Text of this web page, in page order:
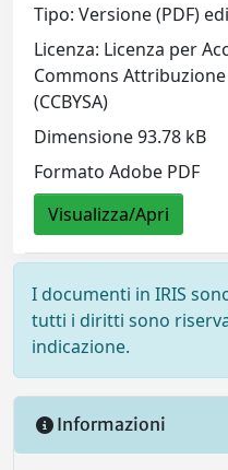
Tipo: Versione (PDF)
Licenza: Licenza per
Commons
(CCBYSA)
Dimensione 93.78 kB
Formato Adobe PDF
Visualizza/Apri
I documenti in IRIS
tutti i diritti sono
indicazione.
Informazioni